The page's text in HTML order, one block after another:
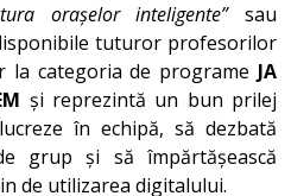
orașelor inteligente”sau
tuturor profesorilor
la categoria de programe JA
și reprezintă un bun prilej
în echipă, să dezbată
grup și să împărtășească
de utilizarea digitalului.